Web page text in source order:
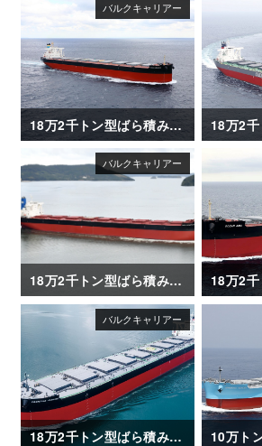
18万2千トン型ばら積み運搬船「OCEAN LEADER」
18万2千トン型ばら積み運搬船「CAPE CORMORANT」
18万2千トン型ばら積み運搬船「FRONTIER JASMINE」